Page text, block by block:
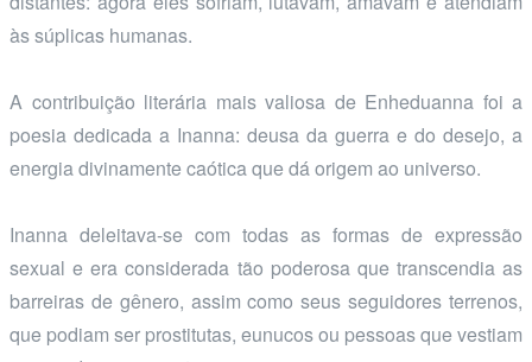
às súplicas humanas.
A contribuição literária mais valiosa de Enheduanna foi a
poesia dedicada a Inanna: deusa da guerra e do desejo, a
energia divinamente caótica que dá origem ao universo.
Inanna deleitava-se com todas as formas de expressão
sexual e era considerada tão poderosa que transcendia as
barreiras de gênero, assim como seus seguidores terrenos,
que podiam ser prostitutas, eunucos ou pessoas que vestiam